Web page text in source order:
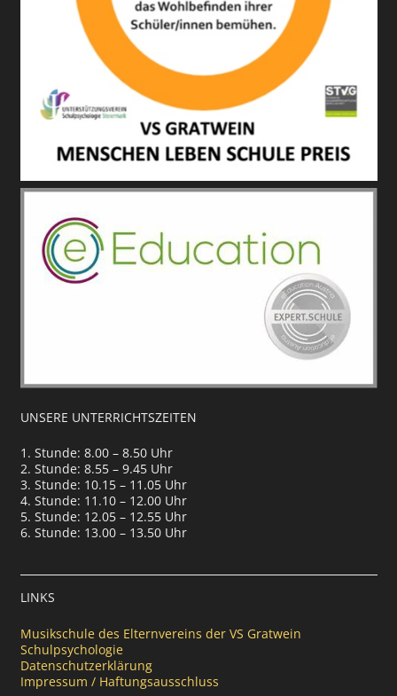
UNSERE UNTERRICHTSZEITEN
1. Stunde: 8.00 – 8.50 Uhr
2. Stunde: 8.55 – 9.45 Uhr
3. Stunde: 10.15 – 11.05 Uhr
4. Stunde: 11.10 – 12.00 Uhr
5. Stunde: 12.05 – 12.55 Uhr
6. Stunde: 13.00 – 13.50 Uhr
LINKS
Musikschule des Elternvereins der VS Gratwein
Schulpsychologie
Datenschutzerklärung
Impressum / Haftungsausschluss